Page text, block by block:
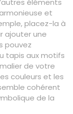
éléments
et
placez-la à
ajouter une
pouvez
tapis aux motifs
de votre
couleurs et les
cohérent
de la